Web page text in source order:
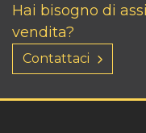
Hai bisogno di
vendita?
Contattaci